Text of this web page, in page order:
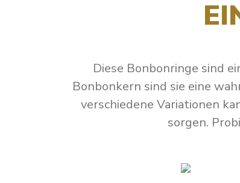
Diese Bonbonringe sind
Bonbonkern sind sie eine
verschiedene Variationen
sorgen.